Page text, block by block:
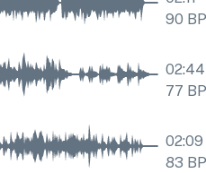
90
02:44
77
02:09
83